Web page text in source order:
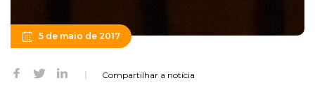
5 de maio de 2017
Compartilhar a notícia